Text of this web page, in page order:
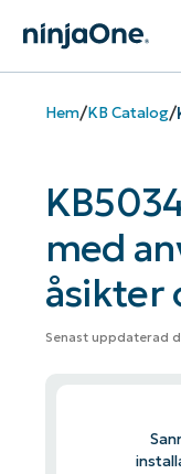
Hem/KB Catalog/
med
åsikter
Senast uppdaterad